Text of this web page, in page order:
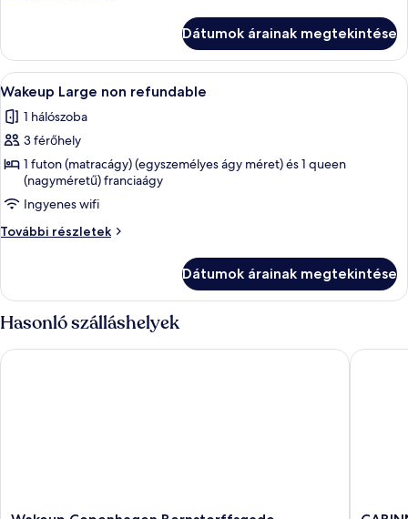
Dátumok árainak megtekintése
A
következő
szoba
összes
képének
megtekintése:
Wakeup
Large
Egy egyszemélyes ágy fehér
6
Wakeup Large non refundable
1 hálószoba
3 férőhely
1 futon (matracágy) (egyszemélyes ágy méret) és 1 queen
(nagyméretű) franciaágy
Ingyenes wifi
További részletek
Wakeup
további
részletei
Dátumok árainak megtekintése
Hasonló szálláshelyek
Wakeup Copenhagen Bernstorffsgade